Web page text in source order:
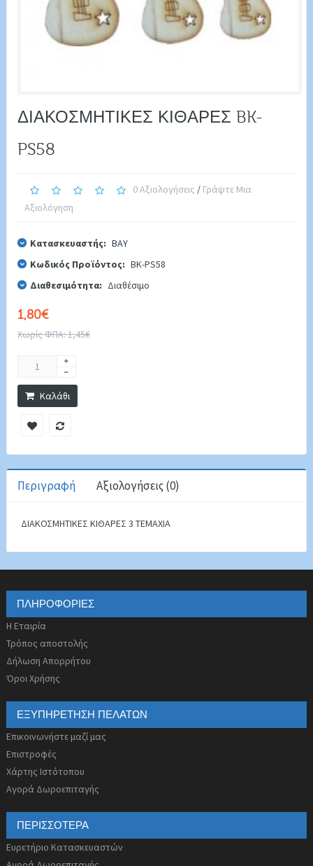
ΔΙΑΚΟΣΜΗΤΙΚΕΣ ΚΙΘΑΡΕΣ BK-
PS58
0 Αξιολογήσεις / Γράψτε Μια
Αξιολόγηση
Κατασκευαστής: BAY
Κωδικός Προϊόντος: BK-PS58
Διαθεσιμότητα: Διαθέσιμο
1,80€
Χωρίς ΦΠΑ: 1,45€
Καλάθι
Περιγραφή Αξιολογήσεις (0)
ΔΙΑΚΟΣΜΗΤΙΚΕΣ ΚΙΘΑΡΕΣ 3 ΤΕΜΑΧΙΑ
ΠΛΗΡΟΦΟΡΊΕΣ
Η Εταιρία
Τρόπος αποστολής
Δήλωση Απορρήτου
Όροι Χρήσης
ΕΞΥΠΗΡΈΤΗΣΗ ΠΕΛΑΤΏΝ
Επικοινωνήστε μαζί μας
Επιστροφές
Χάρτης Ιστότοπου
Αγορά Δωροεπιταγής
ΠΕΡΙΣΣΌΤΕΡΑ
Ευρετήριο Κατασκευαστών